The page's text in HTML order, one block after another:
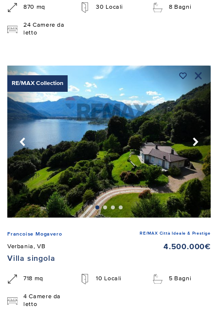
870 mq 30 Locali 8 Bagni
24 Camere da
letto
RE/MAX Collection
Francoise Mogavero RE/MAX Città Ideale & Prestige
Verbania, VB
4.500.000€
Villa singola
718 mq 10 Locali 5 Bagni
4 Camere da
letto